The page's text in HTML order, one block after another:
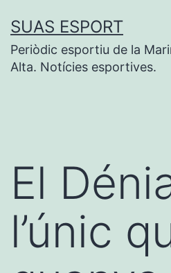
contingut
SUAS ESPORT
Periòdic esportiu de la
Alta. Notícies esportives.
El
l’únic